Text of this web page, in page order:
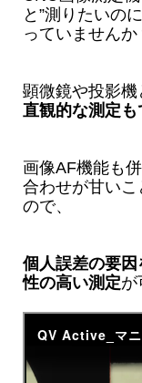
と”測りたいの
っていませんか
顕微鏡や投影
直観的な測定も
画像AF機能も
合わせが甘い
ので、
個人誤差の要
性の高い測定が